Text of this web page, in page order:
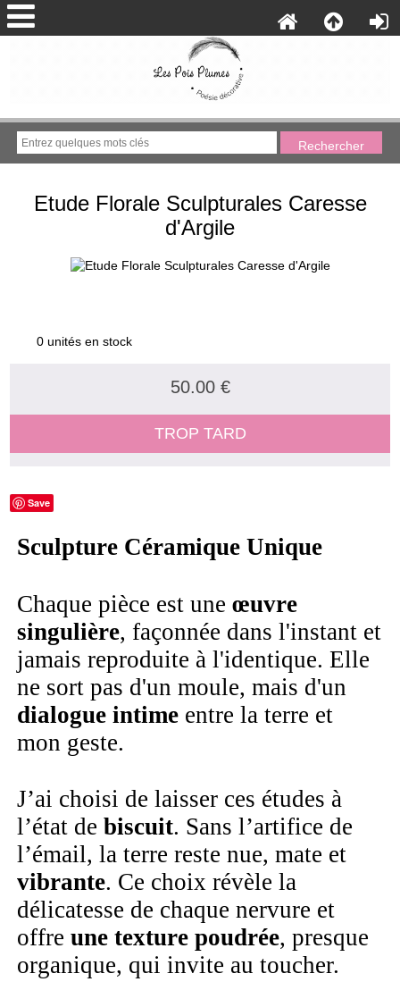
Etude Florale Sculpturales Caresse
d'Argile
0 unités en stock
50.00 €
TROP TARD
Save
Sculpture Céramique Unique
Chaque pièce est uneœuvre
singulière, façonnée dans l'instant et
jamais reproduite à l'identique. Elle
ne sort pas d'un moule, mais d'un
dialogue intime entre la terre et
mon geste.
J’ai choisi de laisser ces études à
l’état debiscuit. Sans l’artifice de
l’émail, la terre reste nue, mate et
vibrante. Ce choix révèle la
délicatesse de chaque nervure et
offreune texture poudrée, presque
organique, qui invite au toucher.